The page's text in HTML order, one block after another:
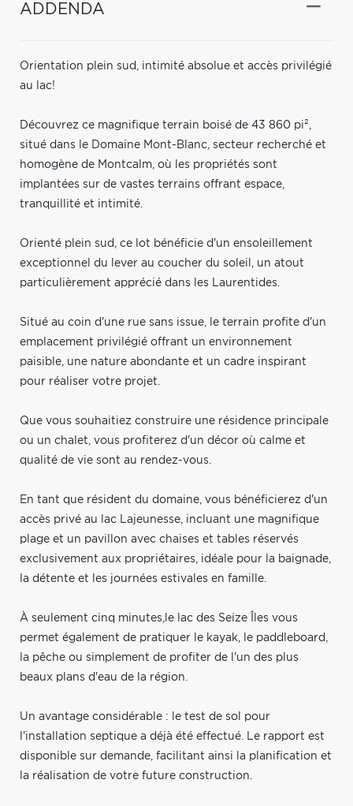
ADDENDA
Orientation plein sud, intimité absolue et accès privilégié
au lac!
Découvrez ce magnifique terrain boisé de 43 860 pi²,
situé dans le Domaine Mont-Blanc, secteur recherché et
homogène de Montcalm, où les propriétés sont
implantées sur de vastes terrains offrant espace,
tranquillité et intimité.
Orienté plein sud, ce lot bénéficie d'un ensoleillement
exceptionnel du lever au coucher du soleil, un atout
particulièrement apprécié dans les Laurentides.
Situé au coin d'une rue sans issue, le terrain profite d'un
emplacement privilégié offrant un environnement
paisible, une nature abondante et un cadre inspirant
pour réaliser votre projet.
Que vous souhaitiez construire une résidence principale
ou un chalet, vous profiterez d'un décor où calme et
qualité de vie sont au rendez-vous.
En tant que résident du domaine, vous bénéficierez d'un
accès privé au lac Lajeunesse, incluant une magnifique
plage et un pavillon avec chaises et tables réservés
exclusivement aux propriétaires, idéale pour la baignade,
la détente et les journées estivales en famille.
À seulement cinq minutes,le lac des Seize Îles vous
permet également de pratiquer le kayak, le paddleboard,
la pêche ou simplement de profiter de l'un des plus
beaux plans d'eau de la région.
Un avantage considérable : le test de sol pour
l'installation septique a déjà été effectué. Le rapport est
disponible sur demande, facilitant ainsi la planification et
la réalisation de votre future construction.